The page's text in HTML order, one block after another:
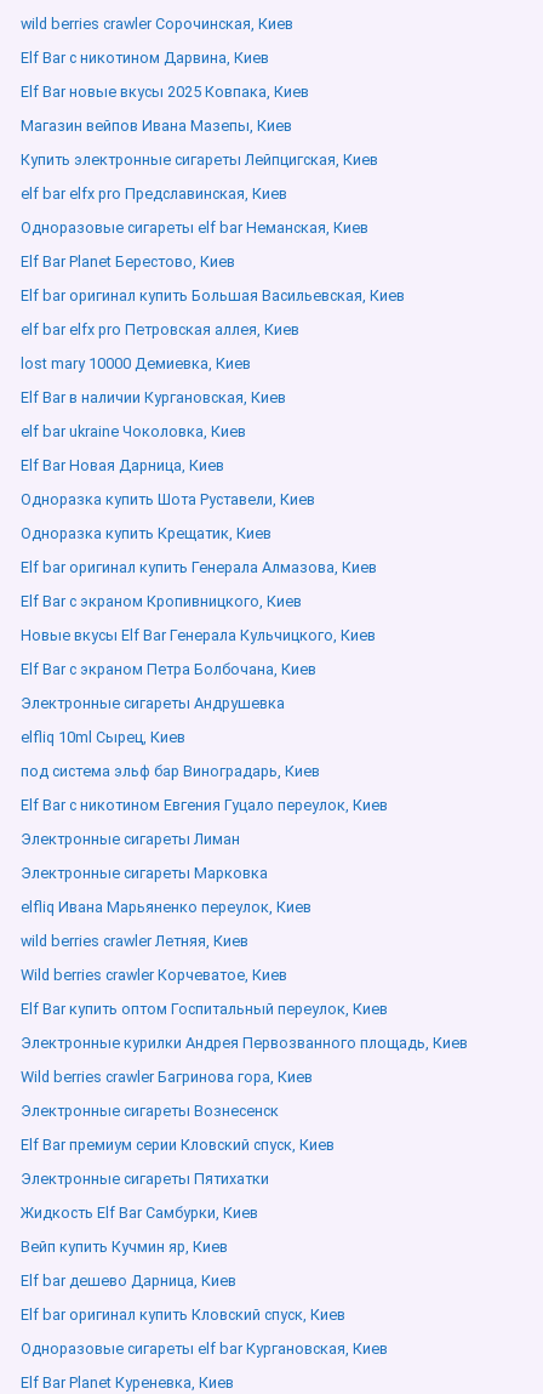
wild berries crawler Сорочинская, Киев
Elf Bar с никотином Дарвина, Киев
Elf Bar новые вкусы 2025 Ковпака, Киев
Магазин вейпов Ивана Мазепы, Киев
Купить электронные сигареты Лейпцигская, Киев
elf bar elfx pro Предславинская, Киев
Одноразовые сигареты elf bar Неманская, Киев
Elf Bar Planet Берестово, Киев
Elf bar оригинал купить Большая Васильевская, Киев
elf bar elfx pro Петровская аллея, Киев
lost mary 10000 Демиевка, Киев
Elf Bar в наличии Кургановская, Киев
elf bar ukraine Чоколовка, Киев
Elf Bar Новая Дарница, Киев
Одноразка купить Шота Руставели, Киев
Одноразка купить Крещатик, Киев
Elf bar оригинал купить Генерала Алмазова, Киев
Elf Bar с экраном Кропивницкого, Киев
Новые вкусы Elf Bar Генерала Кульчицкого, Киев
Elf Bar с экраном Петра Болбочана, Киев
Электронные сигареты Андрушевка
elfliq 10ml Сырец, Киев
под система эльф бар Виноградарь, Киев
Elf Bar с никотином Евгения Гуцало переулок, Киев
Электронные сигареты Лиман
Электронные сигареты Марковка
elfliq Ивана Марьяненко переулок, Киев
wild berries crawler Летняя, Киев
Wild berries crawler Корчеватое, Киев
Elf Bar купить оптом Госпитальный переулок, Киев
Электронные курилки Андрея Первозванного площадь, Киев
Wild berries crawler Багринова гора, Киев
Электронные сигареты Вознесенск
Elf Bar премиум серии Кловский спуск, Киев
Электронные сигареты Пятихатки
Жидкость Elf Bar Самбурки, Киев
Вейп купить Кучмин яр, Киев
Elf bar дешево Дарница, Киев
Elf bar оригинал купить Кловский спуск, Киев
Одноразовые сигареты elf bar Кургановская, Киев
Elf Bar Planet Куреневка, Киев